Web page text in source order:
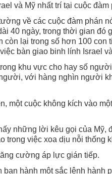
và Mỹ nhất trí tại cuộc
về các cuộc đàm phán
40 ngày, trong thời gian đó
còn lại trong số hơn 100 con
bàn giao binh lính Israel
khu vực cho hay số
với hàng nghìn người
một cuộc không kích vào
những lời kêu gọi của Mỹ,
trong việc xoa dịu nỗi thống
cường áp lực gián tiếp.
ban hành một sắc lệnh hành